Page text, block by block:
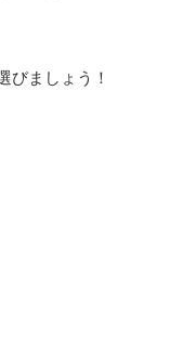
びましょう！